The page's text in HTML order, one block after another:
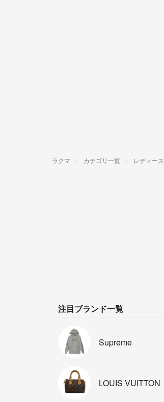
ラクマ カテゴリ一覧 レディース
注目ブランド一覧
Supreme
LOUIS VUITTON